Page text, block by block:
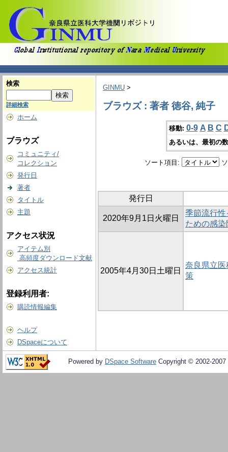
検索
詳細検索
ホーム
ブラウズ
コミュニティ/
コレクション
発行日
著者
タイトル
主題
アクセス状況
アイテム別
高頻度ダウンロード文献
アクセス統計
登録利用者:
購読情報編集
ヘルプ
DSpaceについて
GINMU >
ブラウズ : 著者 徳谷, 純子
移動: 0-9 A B C
あるいは、最初の
ソート項目:
発行日
2020年9月1日火曜日
季節流行
ための感
2005年4月30日土曜日
奈良県立
策
Powered by DSpace Software Copyright © 2002-2007